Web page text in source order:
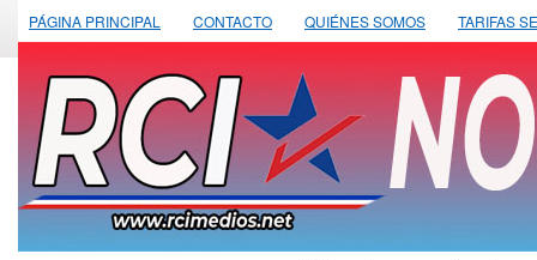
PÁGINA PRINCIPAL CONTACTO QUIÉNES SOMOS TARIFAS